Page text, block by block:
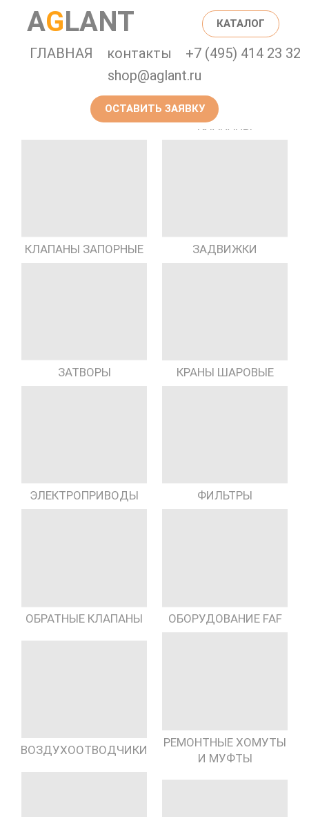
AGLANT КАТАЛОГ
ГЛАВНАЯ контакты
+7 (495) 414 23 32
shop@aglant.ru
ОСТАВИТЬ ЗАЯВКУ
ГИДРАНТЫ
ПРЕДОХРАНИТЕЛЬНЫЕ
КЛАПАНЫ
КЛАПАНЫ ЗАПОРНЫЕ ЗАДВИЖКИ
ЗАТВОРЫ КРАНЫ ШАРОВЫЕ
ЭЛЕКТРОПРИВОДЫ ФИЛЬТРЫ
ОБРАТНЫЕ КЛАПАНЫ ОБОРУДОВАНИЕ FAF
ВОЗДУХООТВОДЧИКИ
РЕМОНТНЫЕ ХОМУТЫ
И МУФТЫ